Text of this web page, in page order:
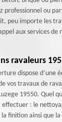
professionnel ou
peu importe les
aux services de
ravaleurs
dispose d’une
vos travaux de
19550. Quel
effectuer : le
finition ainsi que